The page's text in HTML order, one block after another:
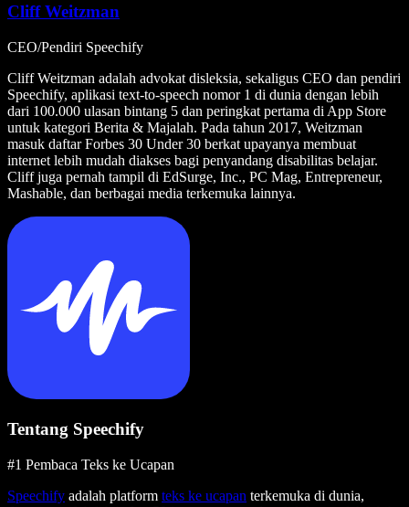
Cliff Weitzman
CEO/Pendiri Speechify
Cliff Weitzman adalah advokat disleksia, sekaligus CEO dan pendiri
Speechify, aplikasi text-to-speech nomor 1 di dunia dengan lebih
dari 100.000 ulasan bintang 5 dan peringkat pertama di App Store
untuk kategori Berita & Majalah. Pada tahun 2017, Weitzman
masuk daftar Forbes 30 Under 30 berkat upayanya membuat
internet lebih mudah diakses bagi penyandang disabilitas belajar.
Cliff juga pernah tampil di EdSurge, Inc., PC Mag, Entrepreneur,
Mashable, dan berbagai media terkemuka lainnya.
Tentang Speechify
#1 Pembaca Teks ke Ucapan
Speechify adalah platform teks ke ucapan terkemuka di dunia,